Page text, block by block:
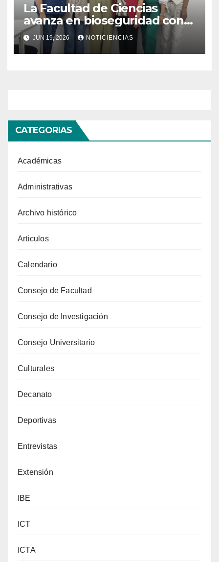
La Facultad de Ciencias
avanza en bioseguridad con
la validación del nuevo
Manual para Laboratorios de
Microbiología Ambiental
JUN 19, 2026 NOTICIENCIAS
CATEGORIAS
Académicas
Administrativas
Archivo histórico
Articulos
Calendario
Consejo de Facultad
Consejo de Investigación
Consejo Universitario
Culturales
Decanato
Deportivas
Entrevistas
Extensión
IBE
ICT
ICTA